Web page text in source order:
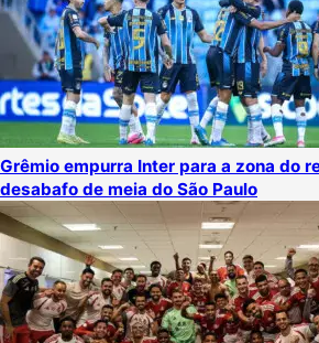
Grêmio empurra Inter para a zona do
desabafo de meia do São Paulo